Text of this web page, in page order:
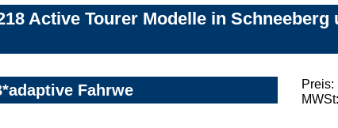
Active Tourer Modelle in
Fahrwe Preis:
MWSt: